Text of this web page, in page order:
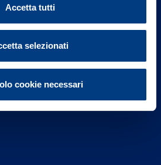
Accetta tutti
selezionati
cookie necessari